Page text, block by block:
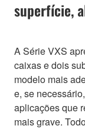
superfície,
A Série VXS
caixas e dois
modelo mais
e, se
aplicações que
mais grave.